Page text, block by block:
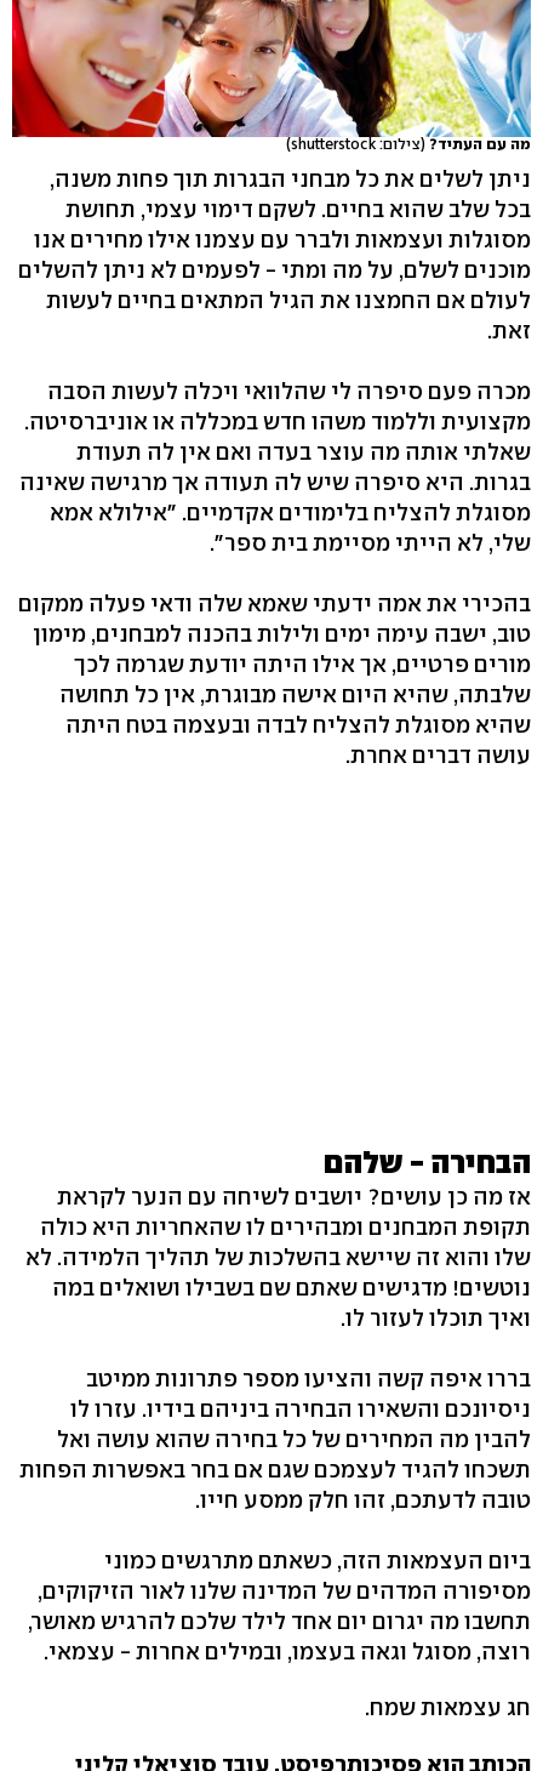
מה עם העתיד? (צילום: shutterstock)
ניתן לשלים את כל מבחני הבגרות תוך פחות משנה,
בכל שלב שהוא בחיים. לשקם דימוי עצמי, תחושת
מסוגלות ועצמאות ולברר עם עצמנו אילו מחירים אנו
מוכנים לשלם, על מה ומתי - לפעמים לא ניתן להשלים
לעולם אם החמצנו את הגיל המתאים בחיים לעשות
זאת.
מכרה פעם סיפרה לי שהלוואי ויכלה לעשות הסבה
מקצועית וללמוד משהו חדש במכללה או אוניברסיטה.
שאלתי אותה מה עוצר בעדה ואם אין לה תעודת
בגרות. היא סיפרה שיש לה תעודה אך מרגישה שאינה
מסוגלת להצליח בלימודים אקדמיים. "אילולא אמא
שלי, לא הייתי מסיימת בית ספר".
בהכירי את אמה ידעתי שאמא שלה ודאי פעלה ממקום
טוב, ישבה עימה ימים ולילות בהכנה למבחנים, מימון
מורים פרטיים, אך אילו היתה יודעת שגרמה לכך
שלבתה, שהיא היום אישה מבוגרת, אין כל תחושה
שהיא מסוגלת להצליח לבדה ובעצמה בטח היתה
עושה דברים אחרת.
הבחירה - שלהם
אז מה כן עושים? יושבים לשיחה עם הנער לקראת
תקופת המבחנים ומבהירים לו שהאחריות היא כולה
שלו והוא זה שיישא בהשלכות של תהליך הלמידה. לא
נוטשים! מדגישים שאתם שם בשבילו ושואלים במה
ואיך תוכלו לעזור לו.
בררו איפה קשה והציעו מספר פתרונות ממיטב
ניסיונכם והשאירו הבחירה ביניהם בידיו. עזרו לו
להבין מה המחירים של כל בחירה שהוא עושה ואל
תשכחו להגיד לעצמכם שגם אם בחר באפשרות הפחות
טובה לדעתכם, זהו חלק ממסע חייו.
ביום העצמאות הזה, כשאתם מתרגשים כמוני
מסיפורה המדהים של המדינה שלנו לאור הזיקוקים,
תחשבו מה יגרום יום אחד לילד שלכם להרגיש מאושר,
רוצה, מסוגל וגאה בעצמו, ובמילים אחרות - עצמאי.
חג עצמאות שמח.
הכותב הוא פסיכותרפיסט, עובד סוציאלי קליני